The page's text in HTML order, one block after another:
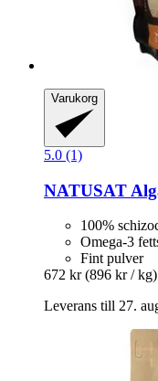
Varukorg
5.0 (1)
NATUSAT
100%
Omega-3
Fint pulver
672 kr (896 kr / kg)
Leverans till 27.